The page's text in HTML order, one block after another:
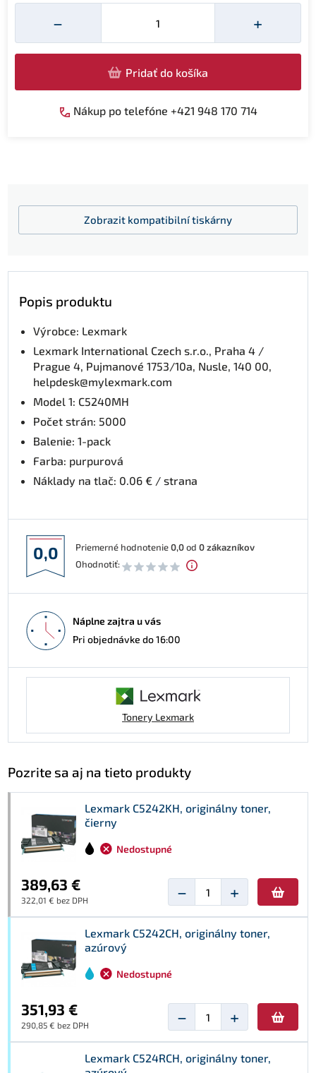
−
Množství
+
Pridať do košíka
Nákup po telefóne +421 948 170 714
Zobrazit kompatibilní tiskárny
Popis produktu
Výrobce: Lexmark
Lexmark International Czech s.r.o., Praha 4 /
Prague 4, Pujmanové 1753/10a, Nusle, 140 00,
helpdesk@mylexmark.com
Model 1: C5240MH
Počet strán: 5000
Balenie: 1-pack
Farba: purpurová
Náklady na tlač: 0.06 € / strana
0,0 Priemerné hodnotenie0,0od 0zákazníkov
Ohodnotiť:
Náplne zajtra u vás
Pri objednávke do 16:00
Tonery Lexmark
Pozrite sa aj na tieto produkty
Lexmark C5242KH, originálny toner,
čierny
Nedostupné
389,63 €
322,01 € bez DPH − +
Lexmark C5242CH, originálny toner,
azúrový
Nedostupné
351,93 €
290,85 € bez DPH − +
Lexmark C524RCH, originálny toner,